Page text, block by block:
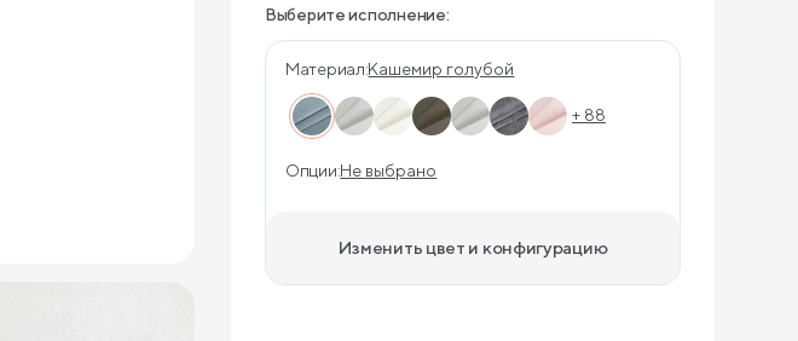
Выберите исполнение:
Материал:Кашемир голубой
+ 88
Опции:Не выбрано
Изменить цвет и конфигурацию